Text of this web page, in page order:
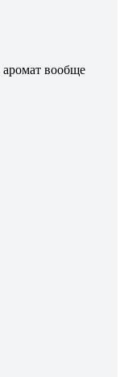
аромат вообще